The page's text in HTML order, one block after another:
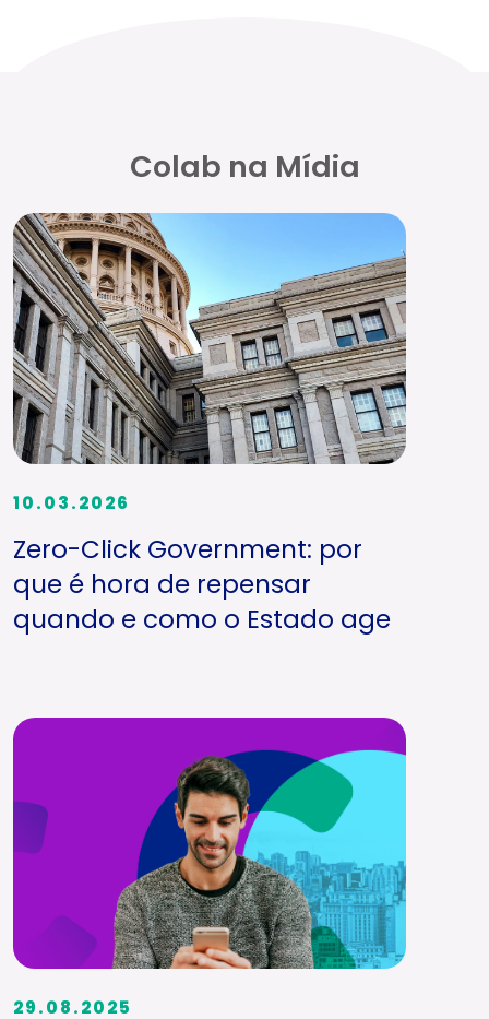
Colab na Mídia
10.03.2026
Zero-Click Government: por
que é hora de repensar
quando e como o Estado age
29.08.2025